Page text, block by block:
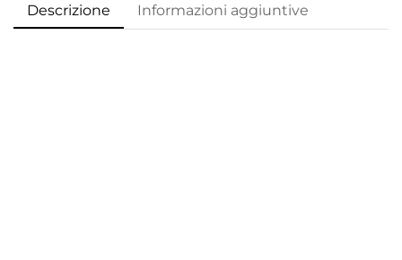
Descrizione Informazioni aggiuntive